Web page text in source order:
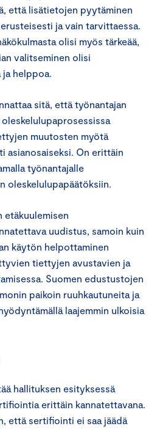
että lisätietojen pyytäminen
ja vain tarvittaessa.
olisi myös tärkeää,
valitseminen olisi
ja helppoa.
sitä, että työnantajan
muutosten myötä
asianosaiseksi. On erittäin
työnantajalle
oleskelulupapäätöksiin.
etäkuulemisen
uudistus, samoin kuin
käytön helpottaminen
tiettyjen avustavien ja
Suomen edustustojen
paikoin ruuhkautuneita ja
laajemmin ulkoisia
hallituksen esityksessä
erittäin kannatettavana.
että sertifiointi ei saa jäädä